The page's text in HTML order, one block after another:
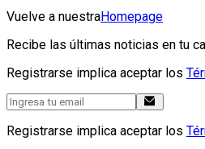
Vuelve a nuestraHomepage
Recibe las últimas noticias en tu
Registrarse implica aceptar los
Registrarse implica aceptar los